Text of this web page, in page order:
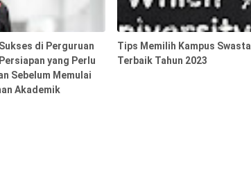
di Perguruan
yang Perlu
Sebelum Memulai
Akademik
Tips Memilih Kampus Swasta
Terbaik Tahun 2023